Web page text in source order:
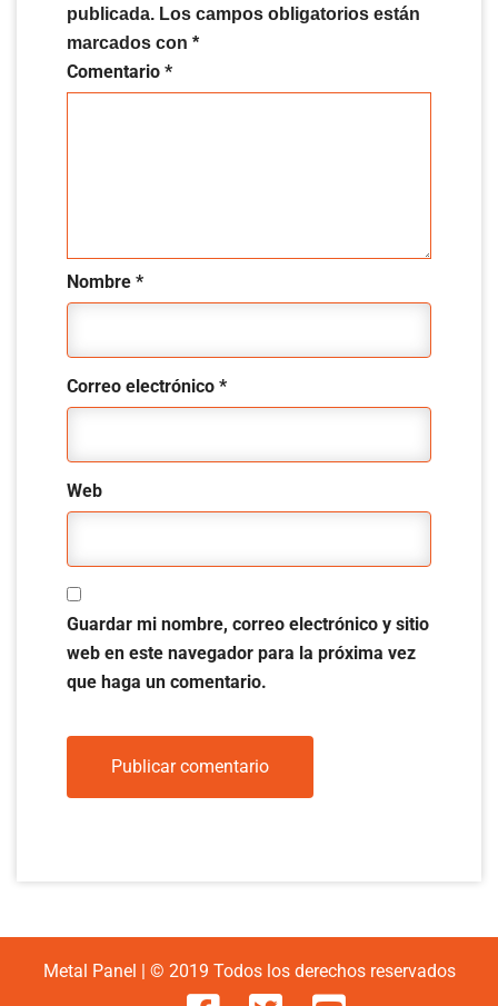
publicada. Los campos obligatorios están
marcados con *
Comentario *
Nombre *
Correo electrónico *
Web
Guardar mi nombre, correo electrónico y sitio
web en este navegador para la próxima vez
que haga un comentario.
Metal Panel | © 2019 Todos los derechos reservados